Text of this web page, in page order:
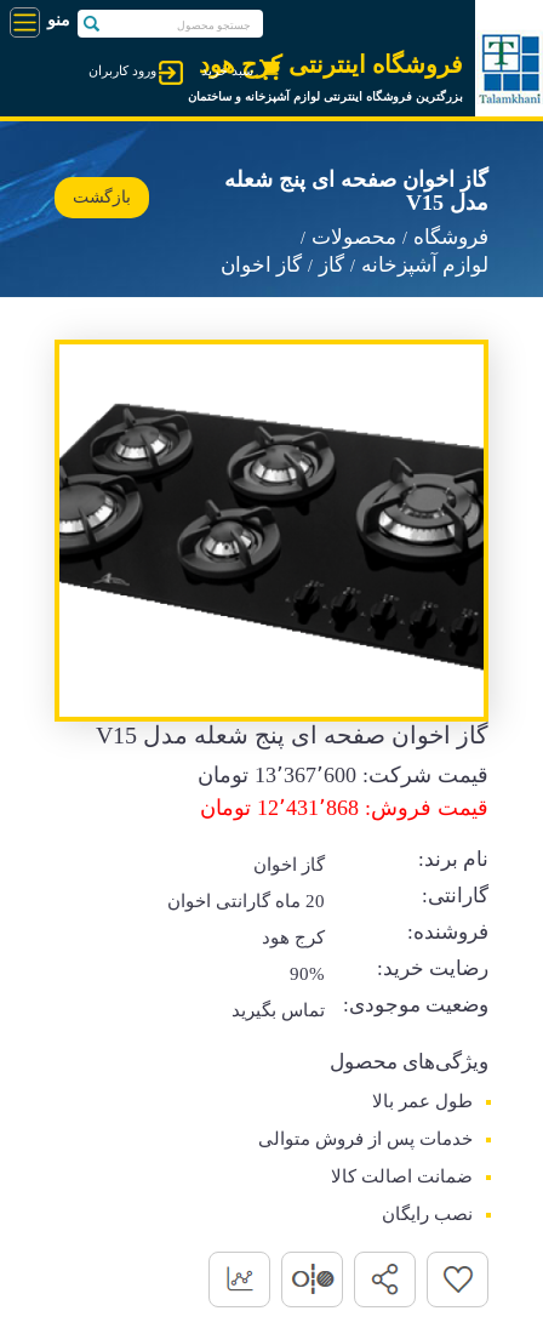
فروشگاه اینترنتی کرج هود
بزرگترین فروشگاه اینترنتی لوازم آشپزخانه و ساختمان
ورود کاربران سبد خرید
گاز اخوان صفحه ای پنج شعله
مدل V15
فروشگاه
محصولات
لوازم آشپزخانه
گاز گاز اخوان
بازگشت
گاز اخوان صفحه ای پنج شعله مدل V15
قیمت شرکت: 13٬367٬600 تومان
قیمت فروش: 12٬431٬868 تومان
نام برند: گاز اخوان
گارانتی: 20 ماه گارانتی اخوان
فروشنده: کرج هود
رضایت خرید: 90%
وضعیت موجودی: تماس بگیرید
ویژگی‌های محصول
طول عمر بالا
خدمات پس از فروش متوالی
ضمانت اصالت کالا
نصب رایگان